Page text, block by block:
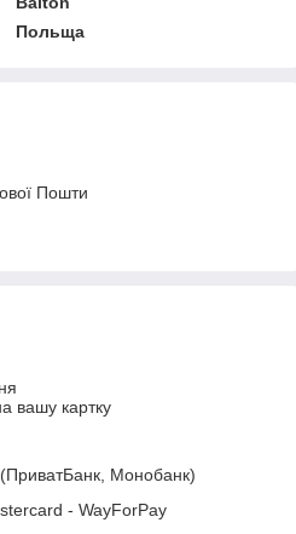
Польща
Пошти
вашу картку
Монобанк)
- WayForPay